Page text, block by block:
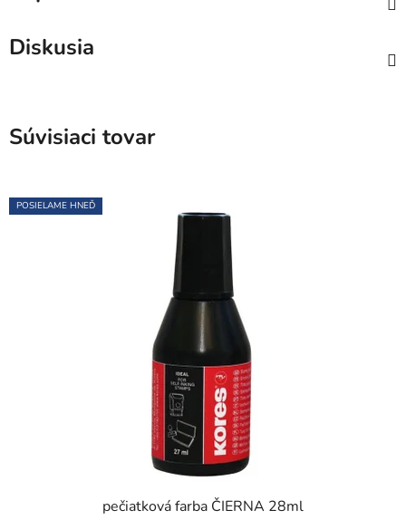
Diskusia
Súvisiaci tovar
POSIELAME HNEĎ
pečiatková farba ČIERNA 28ml